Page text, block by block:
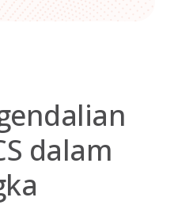
dalam